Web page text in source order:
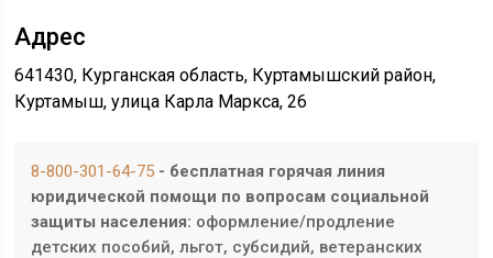
Адрес
641430, Курганская область, Куртамышский район,
Куртамыш, улица Карла Маркса, 26
8-800-301-64-75 - бесплатная горячая линия
юридической помощи по вопросам социальной
защиты населения: оформление/продление
детских пособий, льгот, субсидий, ветеранских